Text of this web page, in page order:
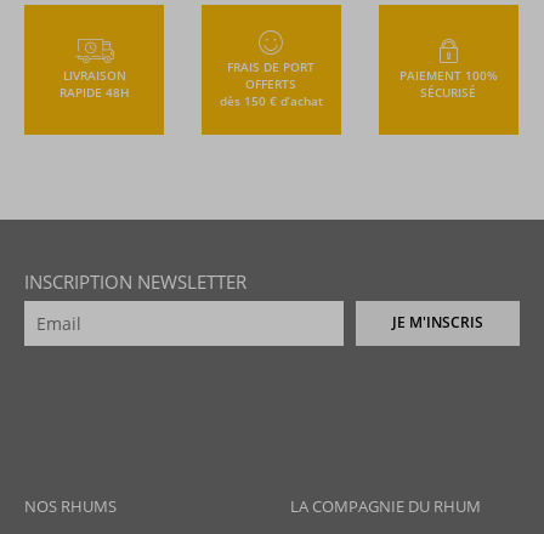
LIVRAISON
RAPIDE 48H
FRAIS DE PORT
OFFERTS
dès 150 € d’achat
PAIEMENT 100%
SÉCURISÉ
INSCRIPTION NEWSLETTER
JE M'INSCRIS
NOS RHUMS LA COMPAGNIE DU RHUM